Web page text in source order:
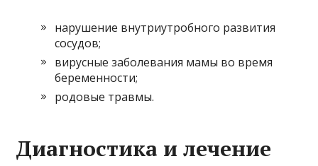
нарушение внутриутробного развития
сосудов;
вирусные заболевания мамы во время
беременности;
родовые травмы.
Диагностика и лечение